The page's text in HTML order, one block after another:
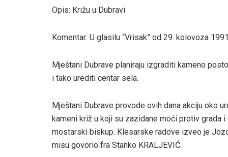
Opis: Križu u Dubravi
Komentar: U glasilu “Vrisak” od 29. kolovoza
Mještani Dubrave planiraju izgraditi kameno
i tako urediti centar sela.
Mještani Dubrave provode ovih dana akciju oko
kameni križ u koji su zazidane moći protiv grada
mostarski biskup. Klesarske radove izveo je
misu govorio fra Stanko KRALJEVIĆ.